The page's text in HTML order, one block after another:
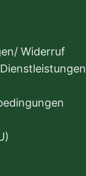
Widerruf